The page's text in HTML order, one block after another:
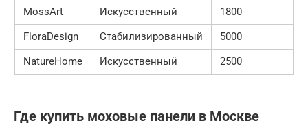
MossArt
Искусственный
1800
FloraDesign
Стабилизированный
5000
NatureHome
Искусственный 2500
Где купить моховые панели в Москве